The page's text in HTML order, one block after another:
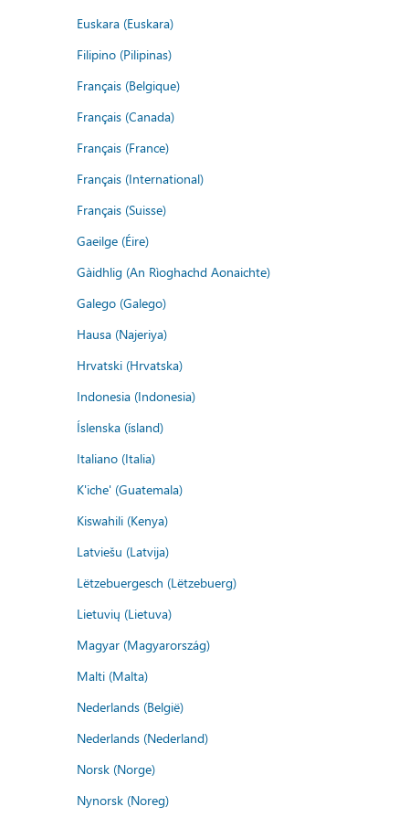
Euskara (Euskara)
Filipino (Pilipinas)
Français (Belgique)
Français (Canada)
Français (France)
Français (International)
Français (Suisse)
Gaeilge (Éire)
Gàidhlig (An Rìoghachd Aonaichte)
Galego (Galego)
Hausa (Najeriya)
Hrvatski (Hrvatska)
Indonesia (Indonesia)
Íslenska (ísland)
Italiano (Italia)
K'iche' (Guatemala)
Kiswahili (Kenya)
Latviešu (Latvija)
Lëtzebuergesch (Lëtzebuerg)
Lietuvių (Lietuva)
Magyar (Magyarország)
Malti (Malta)
Nederlands (België)
Nederlands (Nederland)
Norsk (Norge)
Nynorsk (Noreg)